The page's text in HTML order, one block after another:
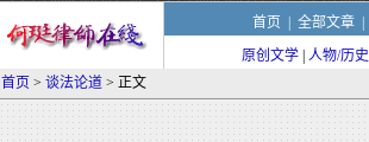
首页 全部文章|
原创文学 人物/历史
首页 > 谈法论道> 正文